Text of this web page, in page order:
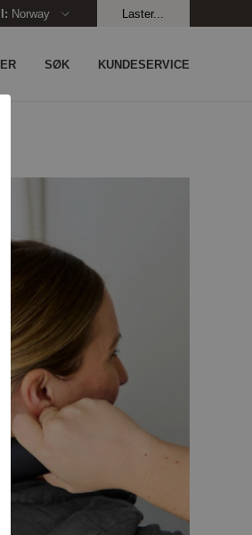
: Norway Laster...
SØK KUNDESERVICE